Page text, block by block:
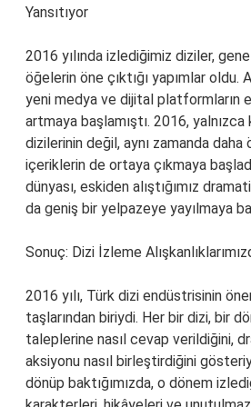
Yansıtıyor
2016 yılında izlediğimiz diziler,
öğelerin öne çıktığı yapımlar oldu.
yeni medya ve dijital platformların
artmaya başlamıştı. 2016,
dizilerinin değil, aynı zamanda
içeriklerin de ortaya çıkmaya
dünyası, eskiden alıştığımız
da geniş bir yelpazeye yayılmaya
Sonuç: Dizi İzleme
2016 yılı, Türk dizi endüstrisinin
taşlarından biriydi. Her bir dizi, bir
taleplerine nasıl cevap verildiğini,
aksiyonu nasıl birleştirdiğini
dönüp baktığımızda, o dönem